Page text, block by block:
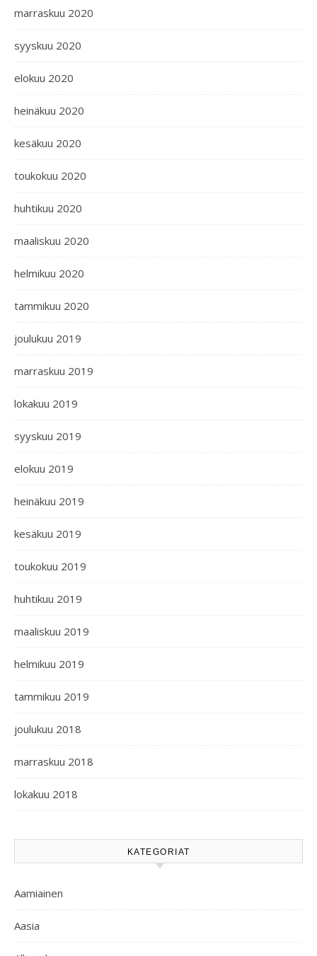
marraskuu 2020
syyskuu 2020
elokuu 2020
heinäkuu 2020
kesäkuu 2020
toukokuu 2020
huhtikuu 2020
maaliskuu 2020
helmikuu 2020
tammikuu 2020
joulukuu 2019
marraskuu 2019
lokakuu 2019
syyskuu 2019
elokuu 2019
heinäkuu 2019
kesäkuu 2019
toukokuu 2019
huhtikuu 2019
maaliskuu 2019
helmikuu 2019
tammikuu 2019
joulukuu 2018
marraskuu 2018
lokakuu 2018
KATEGORIAT
Aamiainen
Aasia